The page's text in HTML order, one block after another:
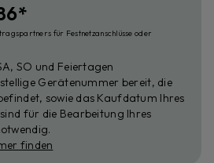
für Festnetzanschlüsse oder
SO und Feiertagen
Gerätenummer bereit, die
sowie das Kaufdatum Ihres
für die Bearbeitung Ihres
finden